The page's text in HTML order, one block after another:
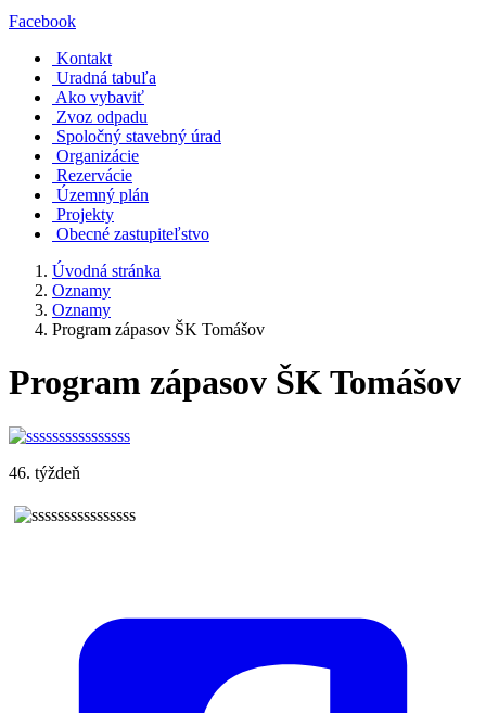
Facebook
Kontakt
Uradná tabuľa
Ako vybaviť
Zvoz odpadu
Spoločný stavebný úrad
Organizácie
Rezervácie
Územný plán
Projekty
Obecné zastupiteľstvo
Úvodná stránka
Oznamy
Oznamy
Program zápasov ŠK Tomášov
Program zápasov ŠK Tomášov
46. týždeň